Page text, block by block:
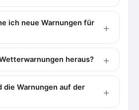
ich neue Warnungen für
heraus?
die Warnungen auf der